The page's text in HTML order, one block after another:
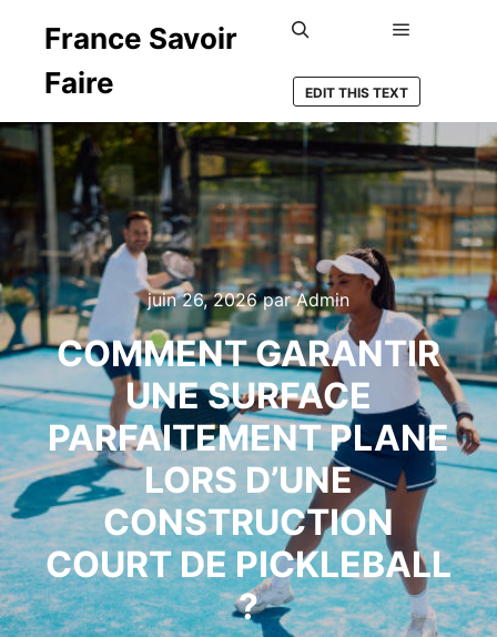
France Savoir
Faire
EDIT THIS TEXT
juin 26, 2026parAdmin
COMMENT GARANTIR
UNE SURFACE
PARFAITEMENT PLANE
LORS D’UNE
CONSTRUCTION
COURT DE PICKLEBALL
?